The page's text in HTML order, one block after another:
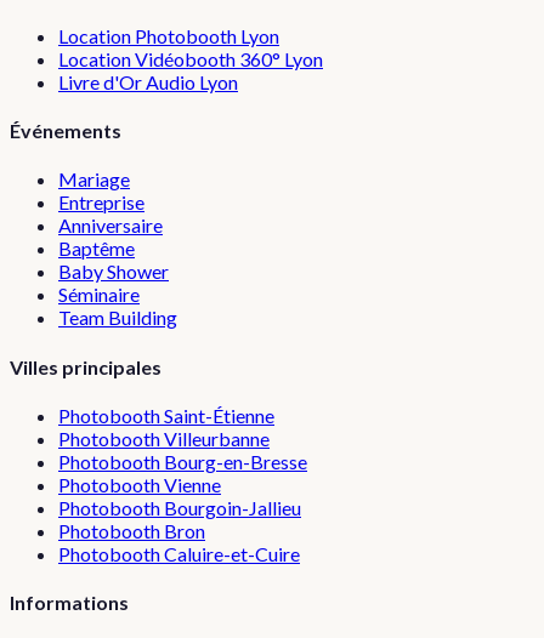
Location Photobooth Lyon
Location Vidéobooth 360° Lyon
Livre d'Or Audio Lyon
Événements
Mariage
Entreprise
Anniversaire
Baptême
Baby Shower
Séminaire
Team Building
Villes principales
PhotoboothSaint-Étienne
PhotoboothVilleurbanne
Photobooth Bourg-en-Bresse
PhotoboothVienne
Photobooth Bourgoin-Jallieu
Photobooth Bron
PhotoboothCaluire-et-Cuire
Informations